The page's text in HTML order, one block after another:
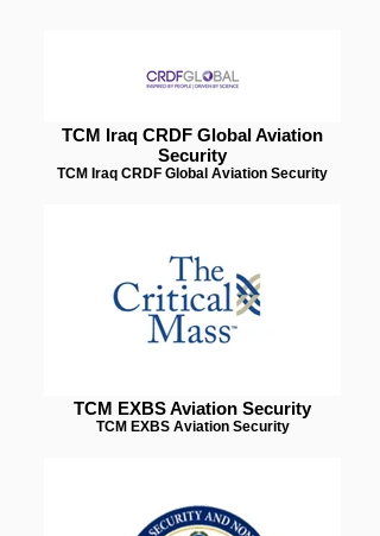
TCM Iraq CRDF Global Aviation
Security
TCM Iraq CRDF Global Aviation Security
TCM EXBS Aviation Security
TCM EXBS Aviation Security